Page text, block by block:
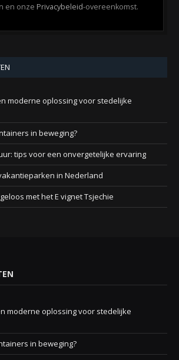
en onze Privacybeleid-overeenkomst.
moderne oplossing voor stedelijke
in beweging?
tips voor een onvergetelijke ervaring
in Nederland
met het E vignet Tsjechie
moderne oplossing voor stedelijke
in beweging?